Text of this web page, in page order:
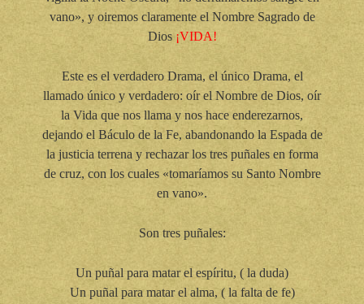
vano», y oiremos claramente el Nombre Sagrado de
Dios ¡VIDA!
Este es el verdadero Drama, el único Drama, el
llamado único y verdadero: oír el Nombre de Dios, oír
la Vida que nos llama y nos hace enderezarnos,
dejando el Báculo de la Fe, abandonando la Espada de
la justicia terrena y rechazar los tres puñales en forma
de cruz, con los cuales «tomaríamos su Santo Nombre
en vano».
Son tres puñales:
Un puñal para matar el espíritu, ( la duda)
Un puñal para matar el alma, ( la falta de fe)